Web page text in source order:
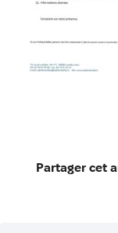
Partager cet